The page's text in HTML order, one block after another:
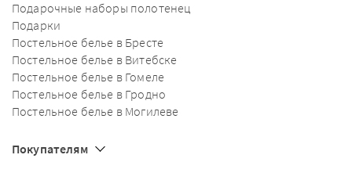
Подарочные наборы полотенец
Подарки
Постельное белье в Бресте
Постельное белье в Витебске
Постельное белье в Гомеле
Постельное белье в Гродно
Постельное белье в Могилеве
Покупателям